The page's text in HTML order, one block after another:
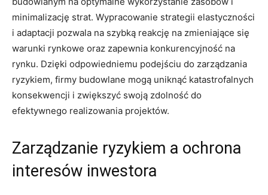
⁢minimalizację strat. Wypracowanie strategii elastyczności⁢
i adaptacji pozwala na szybką reakcję na zmieniające⁣ się
warunki rynkowe oraz⁤ zapewnia konkurencyjność na
rynku. Dzięki odpowiedniemu‌ podejściu do ​zarządzania
ryzykiem, firmy budowlane mogą uniknąć katastrofalnych
konsekwencji‌ i zwiększyć swoją zdolność do ​
efektywnego realizowania projektów.
Zarządzanie ryzykiem a ⁣ochrona
interesów inwestora